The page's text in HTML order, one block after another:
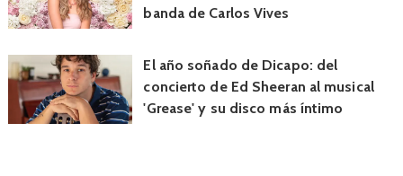
banda de Carlos Vives
El año soñado de Dicapo: del
concierto de Ed Sheeran al musical
'Grease' y su disco más íntimo